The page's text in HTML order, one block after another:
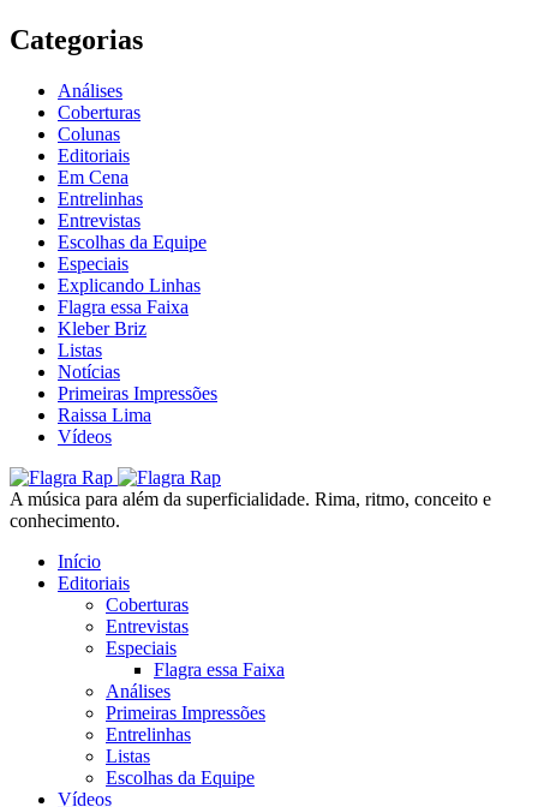
Categorias
Análises
Coberturas
Colunas
Editoriais
Em Cena
Entrelinhas
Entrevistas
Escolhas da Equipe
Especiais
Explicando Linhas
Flagra essa Faixa
Kleber Briz
Listas
Notícias
Primeiras Impressões
Raissa Lima
Vídeos
A música para além da superficialidade. Rima, ritmo, conceito e
conhecimento.
Início
Editoriais
Coberturas
Entrevistas
Especiais
Flagra essa Faixa
Análises
Primeiras Impressões
Entrelinhas
Listas
Escolhas da Equipe
Vídeos